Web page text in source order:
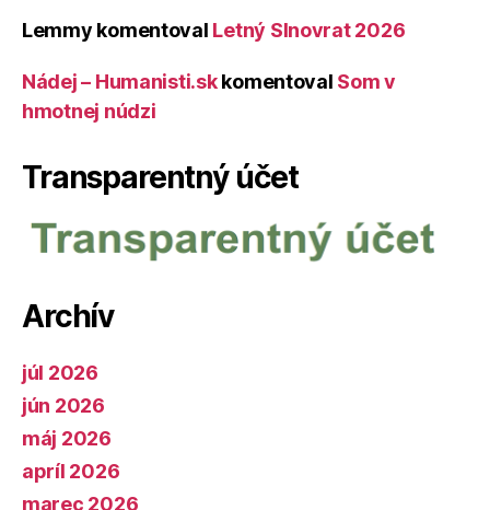
Lemmy komentoval Letný Slnovrat 2026
Nádej – Humanisti.skkomentoval Som v
hmotnej núdzi
Transparentný účet
Archív
júl 2026
jún 2026
máj 2026
apríl 2026
marec 2026